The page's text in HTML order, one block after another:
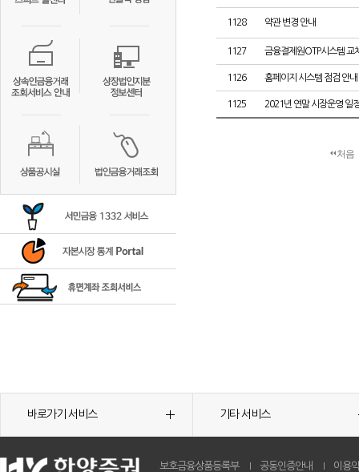
1128 약관 변경 안내
1127 금융결제원OTP시스템 교
1126 홈페이지 시스템 점검 안내
1125 2021년 연말 시장운영 일
처음
바로가기 서비스 기타 서비스
보호금융상품등록부 공동인증안내 이용